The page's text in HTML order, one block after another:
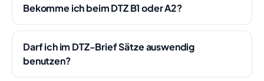
Bekomme ich beim DTZ B1 oder A2?
Darf ich im DTZ-Brief Sätze auswendig
benutzen?